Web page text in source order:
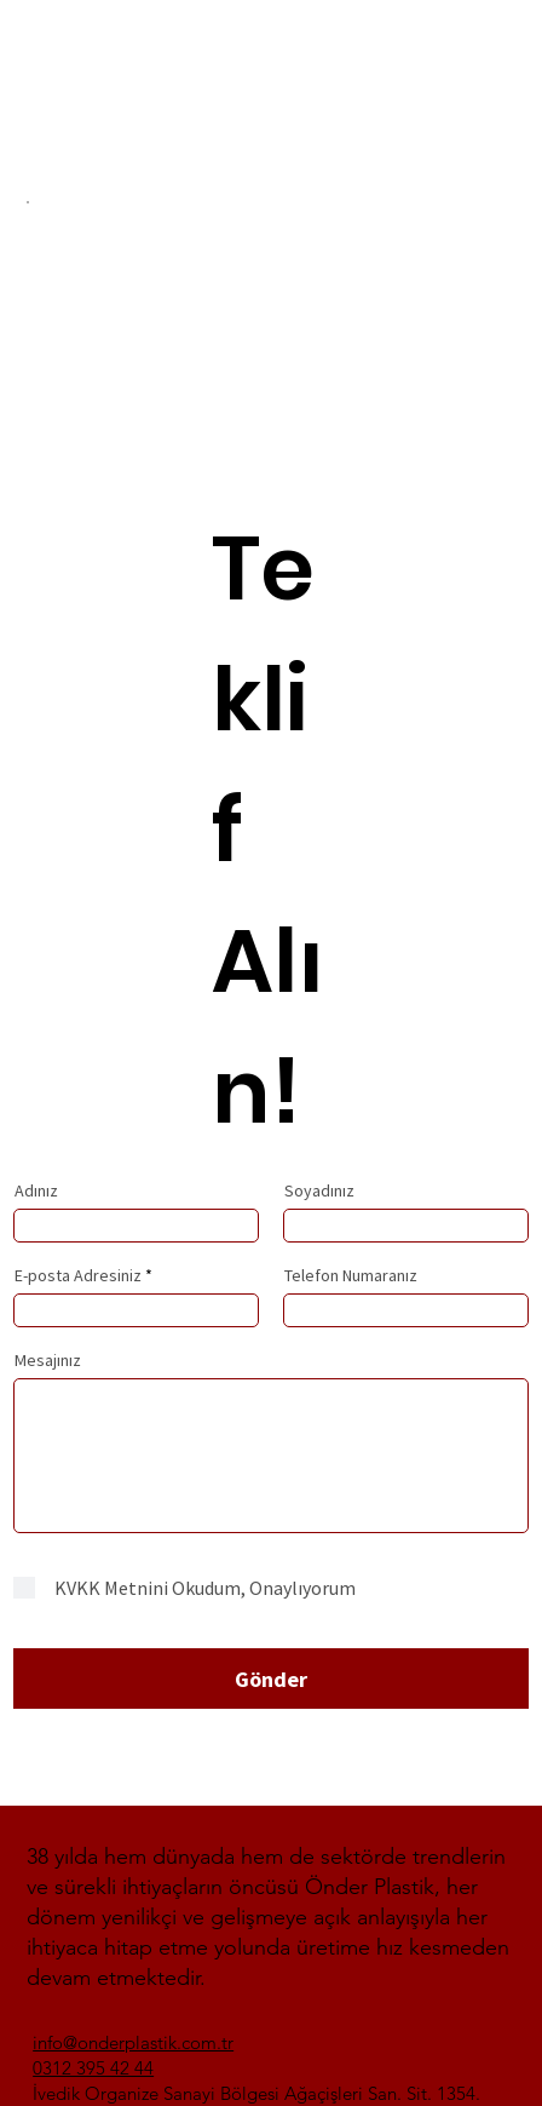
Te
kli
f
Alı
n!
Adınız Soyadınız
E-posta Adresiniz Telefon Numaranız
Mesajınız
Gönder
KVKK Metnini Okudum, Onaylıyorum
38 yılda hem dünyada hem de sektörde trendlerin
ve sürekli ihtiyaçların öncüsü Önder Plastik, her
dönem yenilikçi ve gelişmeye açık anlayışıyla her
ihtiyaca hitap etme yolunda üretime hız kesmeden
devam etmektedir.
info@onderplastik.com.tr
0312 395 42 44
İvedik Organize Sanayi Bölgesi Ağaçişleri San. Sit. 1354.